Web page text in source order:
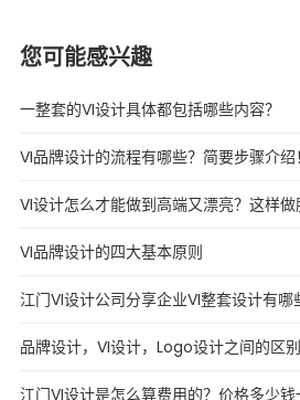
您可能感兴趣
一整套的VI设计具体都包括哪些内容？
VI品牌设计的流程有哪些？简要步骤介绍！
VI设计怎么才能做到高端又漂亮？这样做
VI品牌设计的四大基本原则
江门VI设计公司分享企业VI整套设计有哪
品牌设计，VI设计，Logo设计之间的区别
江门VI设计是怎么算费用的？价格多少钱